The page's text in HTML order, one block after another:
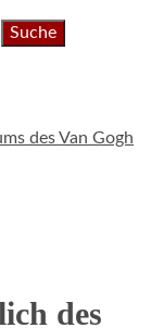
des Van Gogh
des